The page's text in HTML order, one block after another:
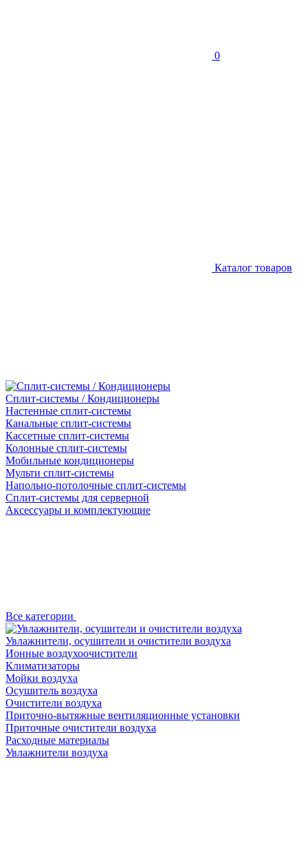
0
Каталог товаров
Сплит-системы / Кондиционеры
Настенные сплит-системы
Канальные сплит-системы
Кассетные сплит-системы
Колонные сплит-системы
Мобильные кондиционеры
Мульти сплит-системы
Напольно-потолочные сплит-системы
Сплит-системы для серверной
Аксессуары и комплектующие
Все категории
Увлажнители, осушители и очистители воздуха
Ионные воздухоочистители
Климатизаторы
Мойки воздуха
Осушитель воздуха
Очистители воздуха
Приточно-вытяжные вентиляционные установки
Приточные очистители воздуха
Расходные материалы
Увлажнители воздуха